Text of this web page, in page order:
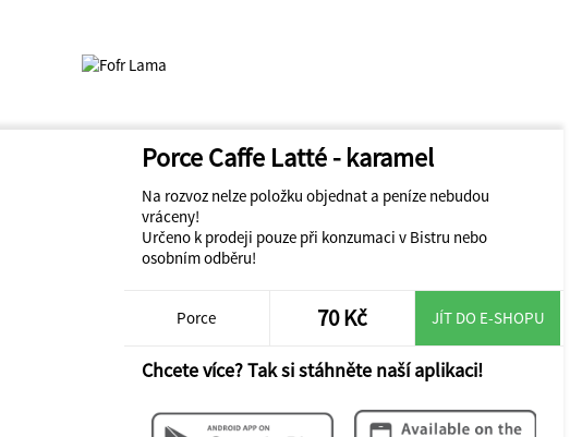
Porce Caffe Latté - karamel
Na rozvoz nelze položku objednat a peníze nebudou
vráceny!
Určeno k prodeji pouze při konzumaci v Bistru nebo
osobním odběru!
Porce 70 Kč JÍT DO E-SHOPU
Chcete více? Tak si stáhněte naší aplikaci!